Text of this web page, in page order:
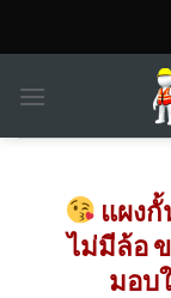
แผงกั้
ไม่มีล้อ
มอบ